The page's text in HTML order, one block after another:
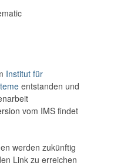
Institut für
entstanden und
vom IMS findet
werden zukünftig
Link zu erreichen